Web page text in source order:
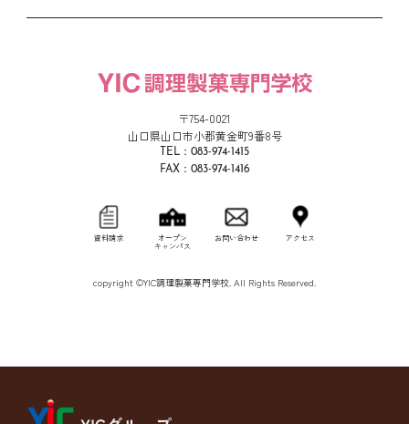
〒754-0021
山口県山口市小郡黄金町9番8号
TEL：083-974-1415
FAX：083-974-1416
資料請求
オープン
キャンパス
お問い合わせ アクセス
copyright ©YIC調理製菓専門学校. All Rights Reserved.